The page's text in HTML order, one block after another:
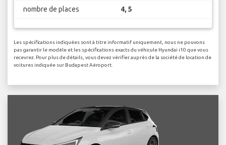
nombre de places 4, 5
Les spécifications indiquées sont à titre informatif uniquement, nous ne pouvons
pas garantir le modèle et les spécifications exacts du véhicule Hyundai i10 que vous
recevrez. Pour plus de détails, vous devez vérifier auprès de la société de location de
voitures indiquée sur Budapest Aéroport.